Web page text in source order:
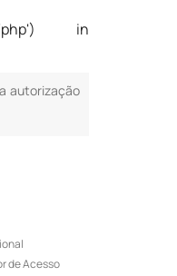
php') in
autorização
de Acesso